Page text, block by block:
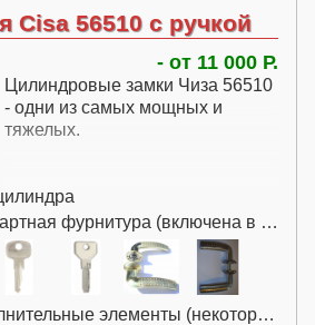
Cisa 56510 с ручкой
- от 11 000 Р.
Цилиндровые замки Чиза 56510
- одни из самых мощных и
тяжелых.
Возможная стандартная фурнитура (включена в цену):
Возможные дополнительные элементы (некоторые за дополнительную плату):